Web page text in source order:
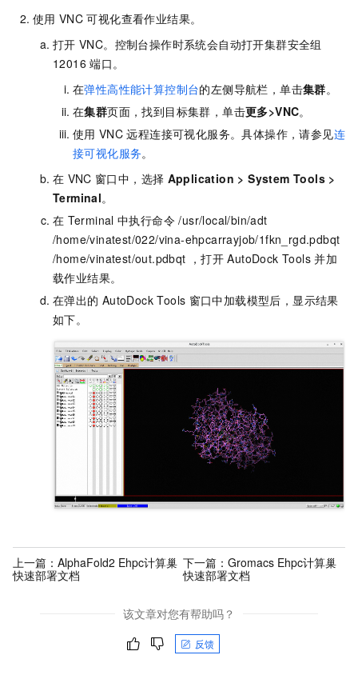
使用 VNC 可视化查看作业结果。
打开 VNC。控制台操作时系统会自动打开集群安全组
12016 端口。
在弹性高性能计算控制台的左侧导航栏，单击集群。
在集群页面，找到目标集群，单击更多>VNC。
使用 VNC 远程连接可视化服务。具体操作，请参见连
接可视化服务。
在 VNC 窗口中，选择 Application >System Tools >
Terminal。
在 Terminal 中执行命令 /usr/local/bin/adt
/home/vinatest/022/vina-ehpcarrayjob/1fkn_rgd.pdbqt
/home/vinatest/out.pdbqt ，打开 AutoDock Tools 并加
载作业结果。
在弹出的 AutoDock Tools 窗口中加载模型后，显示结果
如下。
上一篇： AlphaFold2 Ehpc计算巢
快速部署文档
下一篇：Gromacs Ehpc计算巢
快速部署文档
该文章对您有帮助吗？
反馈